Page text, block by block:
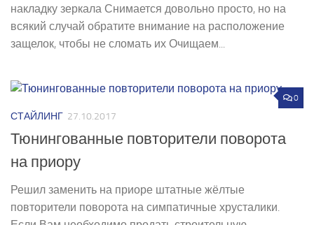
накладку зеркала Снимается довольно просто, но на
всякий случай обратите внимание на расположение
защелок, чтобы не сломать их Очищаем...
0
СТАЙЛИНГ 27.10.2017
Тюнингованные повторители поворота
на приору
Решил заменить на приоре штатные жёлтые
повторители поворота на симпатичные хрусталики.